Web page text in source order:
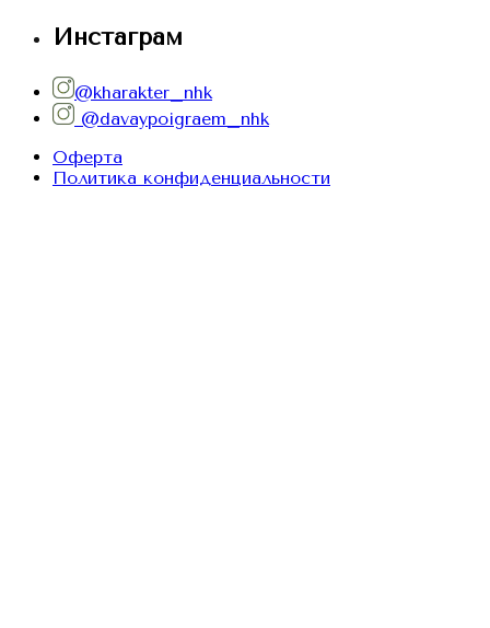
Инстаграм
@kharakter_nhk
@davaypoigraem_nhk
Оферта
Политика конфиденциальности